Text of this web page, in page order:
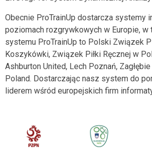
Obecnie ProTrainUp dostarcza
poziomach rozgrywkowych w Europie,
systemu ProTrainUp to Polski Związek
Koszykówki, Związek Piłki Ręcznej w
Ashburton United, Lech Poznań,
Poland. Dostarczając nasz system do
liderem wśród europejskich firm